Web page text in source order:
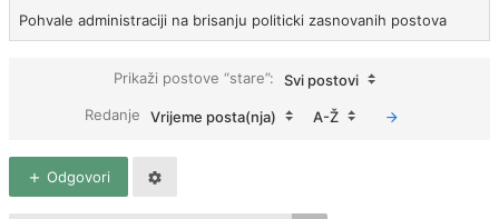
Pohvale administraciji na brisanju politicki zasnovanih postova
Prikaži postove “stare”:
Svi postovi
Redanje
Vrijeme posta(nja) A-Ž
Odgovori